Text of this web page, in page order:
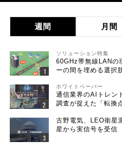
週間 月間
ソリューション特集
60GHz帯無線LAN
ーの間を埋める選択
ホワイトペーパー
通信業界のAIトレ
調査が捉えた「転換
古野電気、LEO衛星
星から実信号を受信